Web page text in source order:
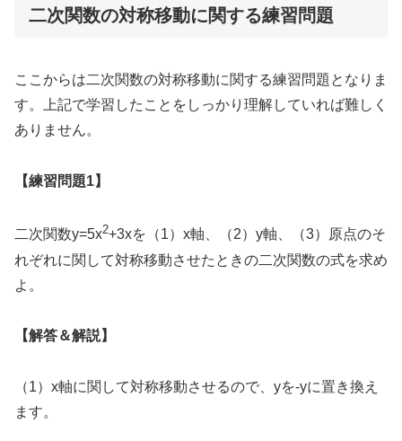
二次関数の対称移動に関する練習問題
ここからは二次関数の対称移動に関する練習問題となりま
す。上記で学習したことをしっかり理解していれば難しく
ありません。
【練習問題1】
二次関数y=5x2+3xを（1）x軸、（2）y軸、（3）原点のそ
れぞれに関して対称移動させたときの二次関数の式を求め
よ。
【解答＆解説】
（1）x軸に関して対称移動させるので、yを-yに置き換え
ます。